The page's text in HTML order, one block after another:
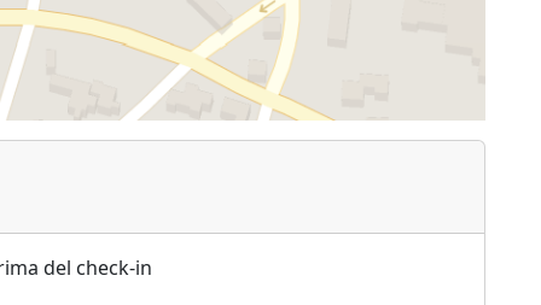
del check-in